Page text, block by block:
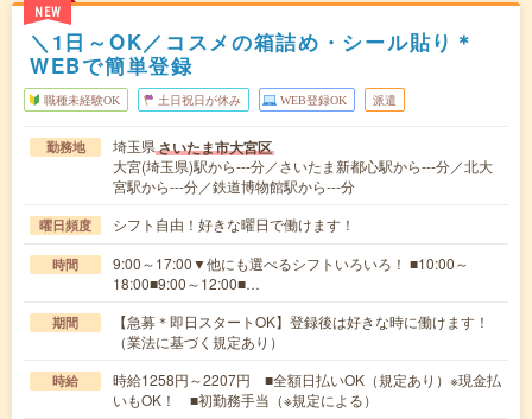
NEW
＼1日～OK／コスメの箱詰め・シール貼り＊
WEBで簡単登録
職種未経験OK 土日祝日が休み WEB登録OK 派遣
勤務地 埼玉県さいたま市大宮区
大宮(埼玉県)駅から---分／さいたま新都心駅から---分／北大
宮駅から---分／鉄道博物館駅から---分
曜日頻度 シフト自由！好きな曜日で働けます！
時間
9:00～17:00▼他にも選べるシフトいろいろ！ ■10:00～
18:00■9:00～12:00■…
期間
【急募＊即日スタートOK】登録後は好きな時に働けます！
（業法に基づく規定あり）
時給
時給1258円～2207円 ■全額日払いOK（規定あり）※現金払
いもOK！ ■初勤務手当（※規定による）